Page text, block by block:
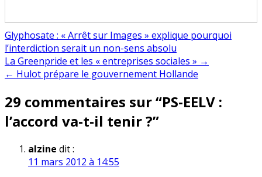
Glyphosate : « Arrêt sur Images » explique pourquoi
l’interdiction serait un non-sens absolu
Navigation
de
l’article
La Greenpride et les « entreprises sociales » →
← Hulot prépare le gouvernement Hollande
29 commentaires sur “PS-EELV :
l’accord va-t-il tenir ?”
alzine dit :
11 mars 2012 à 14:55